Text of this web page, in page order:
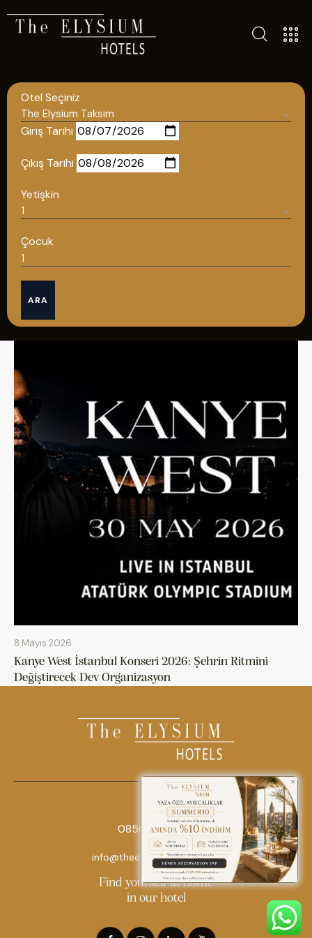
Otel Seçiniz
Giriş Tarihi
Çıkış Tarihi
Yetişkin
Çocuk
ARA
8 Mayıs 2026
Kanye West İstanbul Konseri 2026: Şehrin Ritmini
Değiştirecek Dev Organizasyon
0850 242 18 18
info@theelysiumhotels.com
Find yourself at home
in our hotel
TÜM OTELLERIMIZ
POLITIKALAR
GIZLILIK POLITIKASI
Türkçe
08502421818